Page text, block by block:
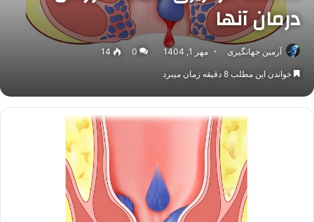
درمان آنها
آرمین جهانگیری مهر 1, 1404 0
14
خواندن این مطلب 8 دقیقه زمان میبرد